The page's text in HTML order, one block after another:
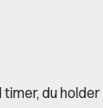
du holder